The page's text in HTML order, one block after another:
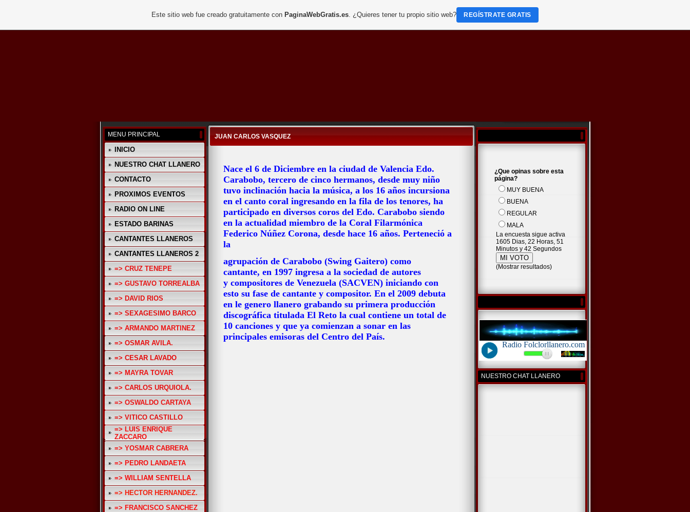
MENU PRINCIPAL
INICIO
NUESTRO CHAT LLANERO
CONTACTO
PROXIMOS EVENTOS
RADIO ON LINE
ESTADO BARINAS
CANTANTES LLANEROS
CANTANTES LLANEROS 2
=> CRUZ TENEPE
=> GUSTAVO TORREALBA
=> DAVID RIOS
=> SEXAGESIMO BARCO
=> ARMANDO MARTINEZ
=> OSMAR AVILA.
=> CESAR LAVADO
=> MAYRA TOVAR
=> CARLOS URQUIOLA.
=> OSWALDO CARTAYA
=> VITICO CASTILLO
=> LUIS ENRIQUE
ZACCARO
=> YOSMAR CABRERA
=> PEDRO LANDAETA
=> WILLIAM SENTELLA
=> HECTOR HERNANDEZ.
=> FRANCISCO SANCHEZ
JUAN CARLOS VASQUEZ
Nace el 6 de Diciembre en la ciudad de Valencia Edo.
Carabobo, tercero de cinco hermanos, desde muy niño
tuvo inclinación hacia la música, a los 16 años incursiona
en el canto coral ingresando en la fila de los tenores, ha
participado en diversos coros del Edo. Carabobo siendo
en la actualidad miembro de la Coral Filarmónica
Federico Núñez Corona, desde hace 16 años. Perteneció a
la
agrupación de Carabobo (Swing Gaitero) como
cantante, en 1997 ingresa a la sociedad de autores
y compositores de Venezuela (SACVEN) iniciando con
esto su fase de cantante y compositor. En el 2009 debuta
en le genero llanero grabando su primera producción
discográfica titulada El Reto la cual contiene un total de
10 canciones y que ya comienzan a sonar en las
principales emisoras del Centro del País.
¿Que opinas sobre esta
página?
MUY BUENA
BUENA
REGULAR
MALA
La encuesta sigue activa
1605 Dias, 22 Horas, 51
Minutos y 42 Segundos
(Mostrar resultados)
NUESTRO CHAT LLANERO
Este sitio web fue creado gratuitamente con PaginaWebGratis.es. ¿Quieres tener tu propio sitio web? REGÍSTRATE GRATIS